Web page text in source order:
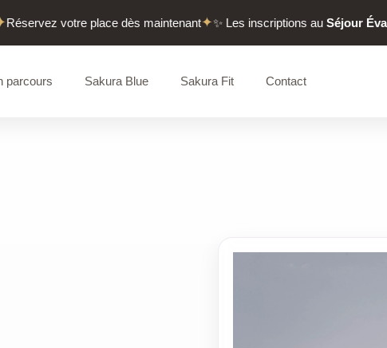
votre place dès maintenant✦✨ Les inscriptions auSéjour Évasion
parcours Sakura Blue Sakura Fit Contact